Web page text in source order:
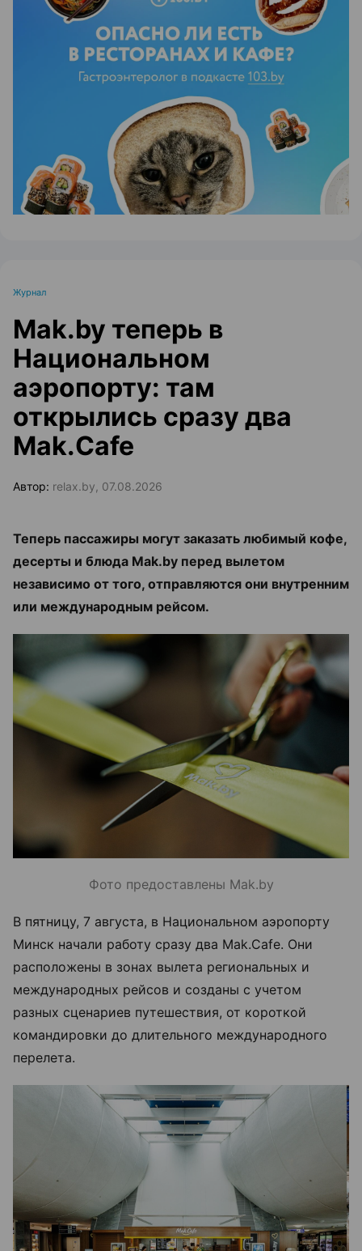
ЭФФЕКТИВНАЯ РЕКЛАМА НА САЙТЕ
Журнал
Mak.by теперь в
Национальном
аэропорту: там
открылись сразу два
Mak.Cafe
Автор: relax.by, 07.08.2026
Теперь пассажиры могут заказать любимый кофе,
десерты и блюда Mak.by перед вылетом
независимо от того, отправляются они внутренним
или международным рейсом.
Фото предоставлены Mak.by
В пятницу, 7 августа, в Национальном аэропорту
Минск начали работу сразу два Mak.Cafe. Они
расположены в зонах вылета региональных и
международных рейсов и созданы с учетом
разных сценариев путешествия, от короткой
командировки до длительного международного
перелета.